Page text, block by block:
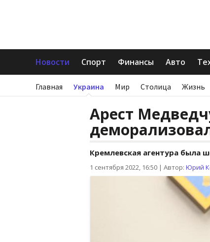
Новости Спорт Финансы Авто
Главная Украина Мир Столица Жизнь
Арест
Кремлевская агентура была
1 сентября 2022, 16:50 | Автор: Юрий